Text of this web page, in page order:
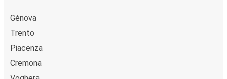
Génova
Trento
Piacenza
Cremona